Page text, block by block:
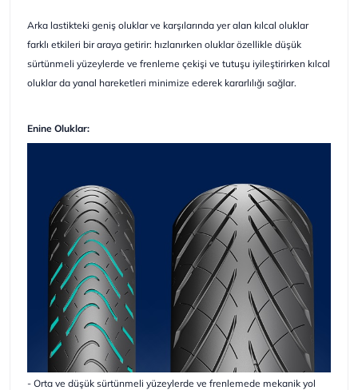
Arka lastikteki geniş oluklar ve karşılarında yer alan kılcal oluklar
farklı etkileri bir araya getirir: hızlanırken oluklar özellikle düşük
sürtünmeli yüzeylerde ve frenleme çekişi ve tutuşu iyileştirirken kılcal
oluklar da yanal hareketleri minimize ederek kararlılığı sağlar.
Enine Oluklar:
- Orta ve düşük sürtünmeli yüzeylerde ve frenlemede mekanik yol